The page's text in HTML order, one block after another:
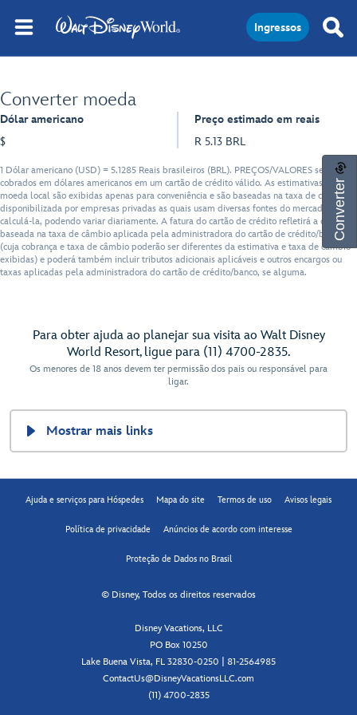
Ingressos
Converter
Converter moeda
Dólar americano
$
Preço estimado em reais
R 5.13 BRL
1 Dólar americano (USD) = 5.1285 Reais brasileiros (BRL). PREÇOS/VALORES serão
cobrados em dólares americanos em um cartão de crédito válido. As estimativas em
moeda local são exibidas apenas para conveniência e são baseadas na taxa de câmbio
disponibilizada por empresas privadas as quais usam diversas fontes do mercado para
calculá-la, podendo variar diariamente. A fatura do cartão de crédito refletirá a cobrança
baseada na taxa de câmbio aplicada pela administradora do cartão de crédito/banco
(cuja cobrança e taxa de câmbio poderão ser diferentes da estimativa e taxa de câmbio
exibidas) e poderá também incluir tributos adicionais aplicáveis e outros encargos ou
taxas aplicadas pela administradora do cartão de crédito/banco, se alguma.
Para obter ajuda ao planejar sua visita ao Walt Disney
World Resort, ligue para (11) 4700-2835.
Os menores de 18 anos devem ter permissão dos pais ou responsável para
ligar.
Mostrar mais links
Ajuda e serviços para Hóspedes Mapa do site Termos de uso Avisos legais
Política de privacidade Anúncios de acordo com interesse
Proteção de Dados no Brasil
© Disney, Todos os direitos reservados
Disney Vacations, LLC
PO Box 10250
Lake Buena Vista, FL 32830-0250 | 81-2564985
ContactUs@DisneyVacationsLLC.com
(11) 4700-2835